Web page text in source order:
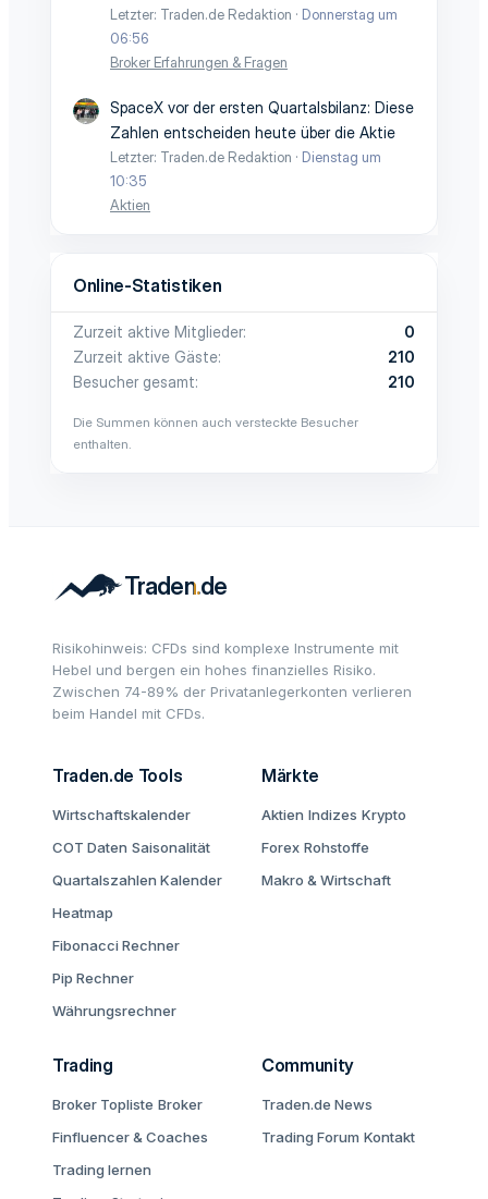
Letzter: Traden.de Redaktion
Donnerstag um
06:56
Broker Erfahrungen & Fragen
SpaceX vor der ersten Quartalsbilanz: Diese
Zahlen entscheiden heute über die Aktie
Letzter: Traden.de Redaktion
Dienstag um
10:35
Aktien
Online-Statistiken
Zurzeit aktive Mitglieder
0
Zurzeit aktive Gäste
210
Besucher gesamt
210
Die Summen können auch versteckte Besucher
enthalten.
Risikohinweis: CFDs sind komplexe Instrumente mit
Hebel und bergen ein hohes finanzielles Risiko.
Zwischen 74-89% der Privatanlegerkonten verlieren
beim Handel mit CFDs.
Traden.de Tools
Wirtschaftskalender
COT Daten Saisonalität
Quartalszahlen Kalender
Heatmap
Fibonacci Rechner
Pip Rechner
Währungsrechner
Märkte
Aktien Indizes Krypto
Forex Rohstoffe
Makro & Wirtschaft
Trading
Broker Topliste Broker
Finfluencer & Coaches
Trading lernen
Community
Traden.de News
Trading Forum Kontakt